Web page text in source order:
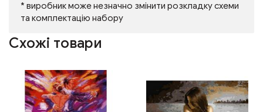
* виробник може незначно змінити розкладку схеми
та комплектацію набору
Схожі товари